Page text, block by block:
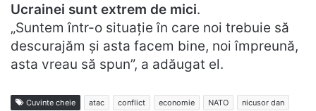
Ucrainei sunt extrem de mici.
„Suntem într-o situație în care noi trebuie să
descurajăm și asta facem bine, noi împreună,
asta vreau să spun”, a adăugat el.
Cuvinte cheie atac conflict economie NATO
nicusor dan